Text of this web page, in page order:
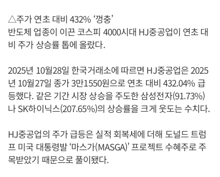
△주가 연초 대비 432% ‘껑충’
반도체 업종이 이끈 코스피 4000시대 HJ중공업이 연초 대
비 주가 상승률 톱에 올랐다.
2025년 10월28일 한국거래소에 따르면 HJ중공업은 2025
년 10월27일 종가 3만1550원으로 연초 대비 432.04% 급
등했다. 같은 기간 시장 상승을 주도한 삼성전자(91.73%)
나 SK하이닉스(207.65%)의 상승률을 크게 웃도는 수치다.
HJ중공업의 주가 급등은 실적 회복세에 더해 도널드 트럼
프 미국 대통령발 ‘마스가(MASGA)’ 프로젝트 수혜주로 주
목받았기 때문으로 풀이됐다.